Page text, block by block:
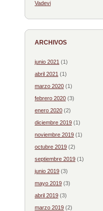
Vadevi
ARCHIVOS
junio 2021 (1)
abril 2021 (1)
marzo 2020 (1)
febrero 2020 (3)
enero 2020 (2)
diciembre 2019 (1)
noviembre 2019 (1)
octubre 2019 (2)
septiembre 2019 (1)
junio 2019 (3)
mayo 2019 (3)
abril 2019 (3)
marzo 2019 (2)